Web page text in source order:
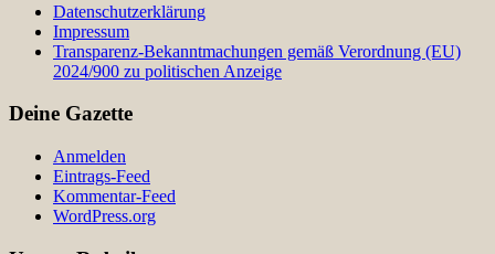
Datenschutzerklärung
Impressum
Transparenz-Bekanntmachungen gemäß Verordnung (EU)
2024/900 zu politischen Anzeige
Deine Gazette
Anmelden
Eintrags-Feed
Kommentar-Feed
WordPress.org